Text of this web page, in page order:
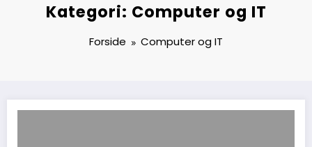
Kategori: Computer og IT
Forside Computer og IT